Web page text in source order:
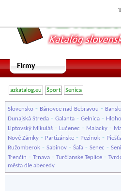
Firmy
azkatalog.eu Šport Senica
Slovensko - Bánovce nad Bebravou -
Dunajská Streda - Galanta - Gelnica -
Liptovský Mikuláš - Lučenec - Malacky -
Nové Zámky - Partizánske - Pezinok -
Ružomberok - Sabinov - Šaľa - Senec -
Trenčín - Trnava - Turčianske Teplice -
města dle abecedy